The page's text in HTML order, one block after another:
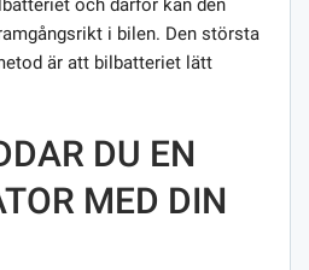
och därför kan den
i bilen. Den största
är att bilbatteriet lätt
DU EN
MED DIN